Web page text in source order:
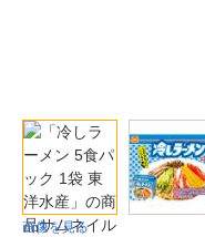
画像を見る